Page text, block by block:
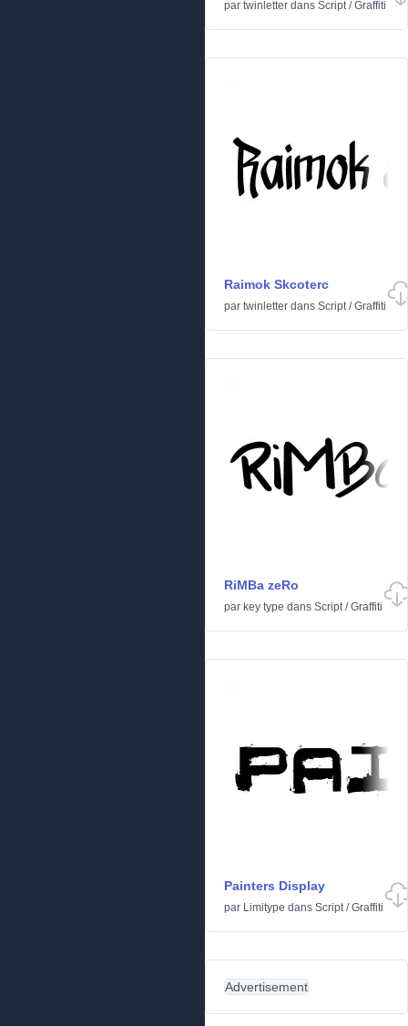
par twinletter dans Script/Graffiti
Raimok Skcoterc
par twinletter dans Script/Graffiti
RiMBa zeRo
par key type dans Script/Graffiti
Painters Display
par Limitype dans Script/Graffiti
Advertisement